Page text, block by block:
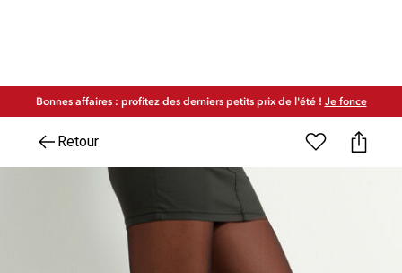
Bonnes affaires : profitez des derniers petits prix de l'été ! Je fonce
Retour